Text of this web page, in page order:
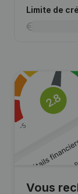
Limite de
Vous